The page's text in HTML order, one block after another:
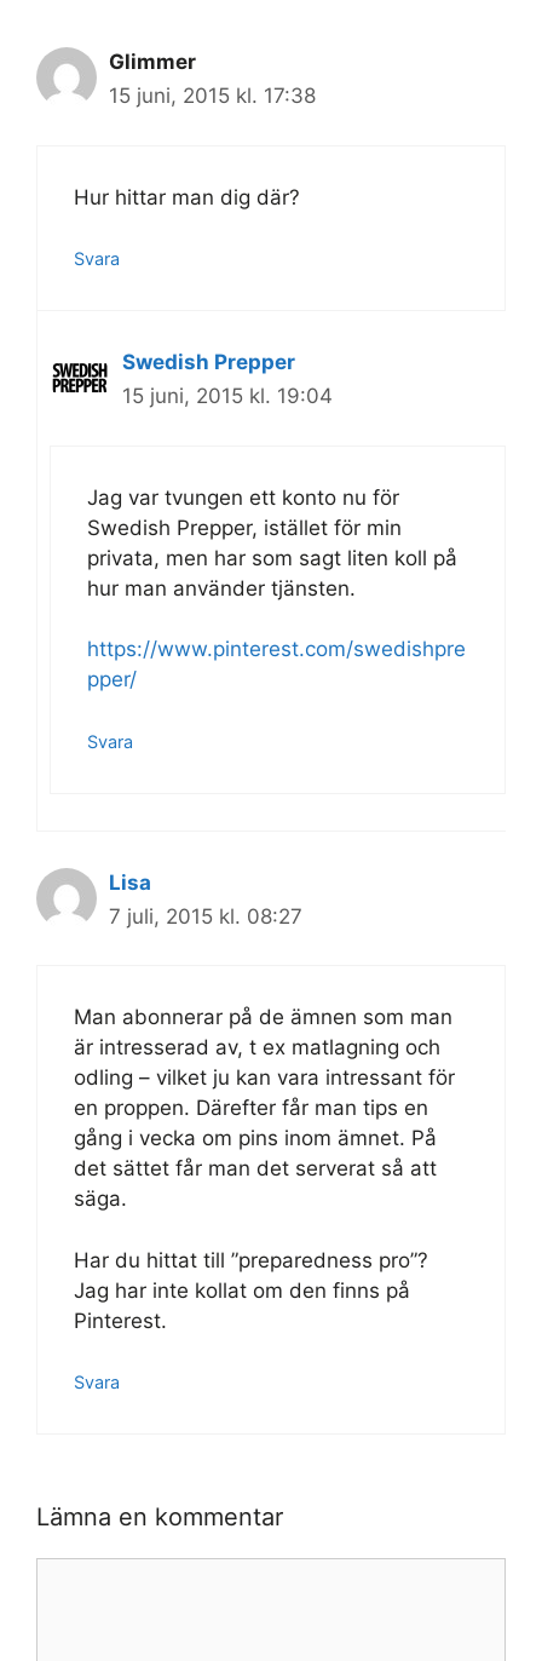
Glimmer
15 juni, 2015 kl. 17:38
Hur hittar man dig där?
Svara
Swedish Prepper
15 juni, 2015 kl. 19:04
Jag var tvungen ett konto nu för
Swedish Prepper, istället för min
privata, men har som sagt liten koll på
hur man använder tjänsten.
https://www.pinterest.com/swedishpre
pper/
Svara
Lisa
7 juli, 2015 kl. 08:27
Man abonnerar på de ämnen som man
är intresserad av, t ex matlagning och
odling – vilket ju kan vara intressant för
en proppen. Därefter får man tips en
gång i vecka om pins inom ämnet. På
det sättet får man det serverat så att
säga.
Har du hittat till ”preparedness pro”?
Jag har inte kollat om den finns på
Pinterest.
Svara
Lämna en kommentar